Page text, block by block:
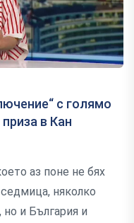
с голямо
в Кан
аз поне не бях
няколко
и България и